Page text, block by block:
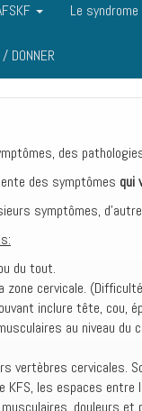
Le syndrome
DONNER
des
des symptômes qui
symptômes,
du tout.
zone cervicale.
inclure tête, cou,
au niveau du
vertèbres cervicales.
KFS, les espaces
douleurs et